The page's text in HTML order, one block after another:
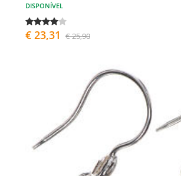
DISPONÍVEL
€ 23,31 € 25,90